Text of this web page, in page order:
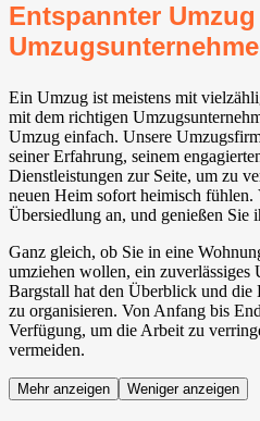
Entspannter
Ein Umzug ist meistens mit
mit dem richtigen
Umzug einfach. Unsere
seiner Erfahrung, seinem
Dienstleistungen zur Seite, um zu
neuen Heim sofort heimisch fühlen.
Übersiedlung an, und genießen Sie
Ganz gleich, ob Sie in eine
umziehen wollen, ein zuverlässiges
Bargstall hat den Überblick und die
zu organisieren. Von Anfang bis
Verfügung, um die Arbeit zu
vermeiden.
Mehr anzeigen Weniger anzeigen